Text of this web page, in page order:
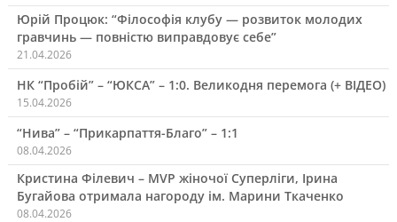
Юрій Процюк: “Філософія клубу — розвиток молодих
гравчинь — повністю виправдовує себе”
21.04.2026
НК “Пробій” – “ЮКСА” – 1:0. Великодня перемога (+ ВІДЕО)
15.04.2026
“Нива” – “Прикарпаття-Благо” – 1:1
08.04.2026
Кристина Філевич – MVP жіночої Суперліги, Ірина
Бугайова отримала нагороду ім. Марини Ткаченко
08.04.2026